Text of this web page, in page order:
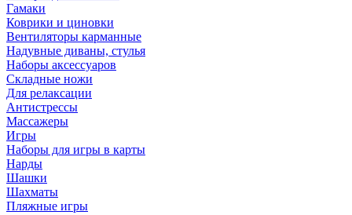
Гамаки
Коврики и циновки
Вентиляторы карманные
Надувные диваны, стулья
Наборы аксессуаров
Складные ножи
Для релаксации
Антистрессы
Массажеры
Игры
Наборы для игры в карты
Нарды
Шашки
Шахматы
Пляжные игры